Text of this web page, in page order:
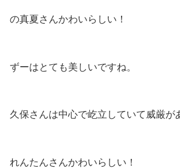
の真夏さんかわいらしい！
ずーはとても美しいですね。
久保さんは中心で屹立していて威厳が
れんたんさんかわいらしい！